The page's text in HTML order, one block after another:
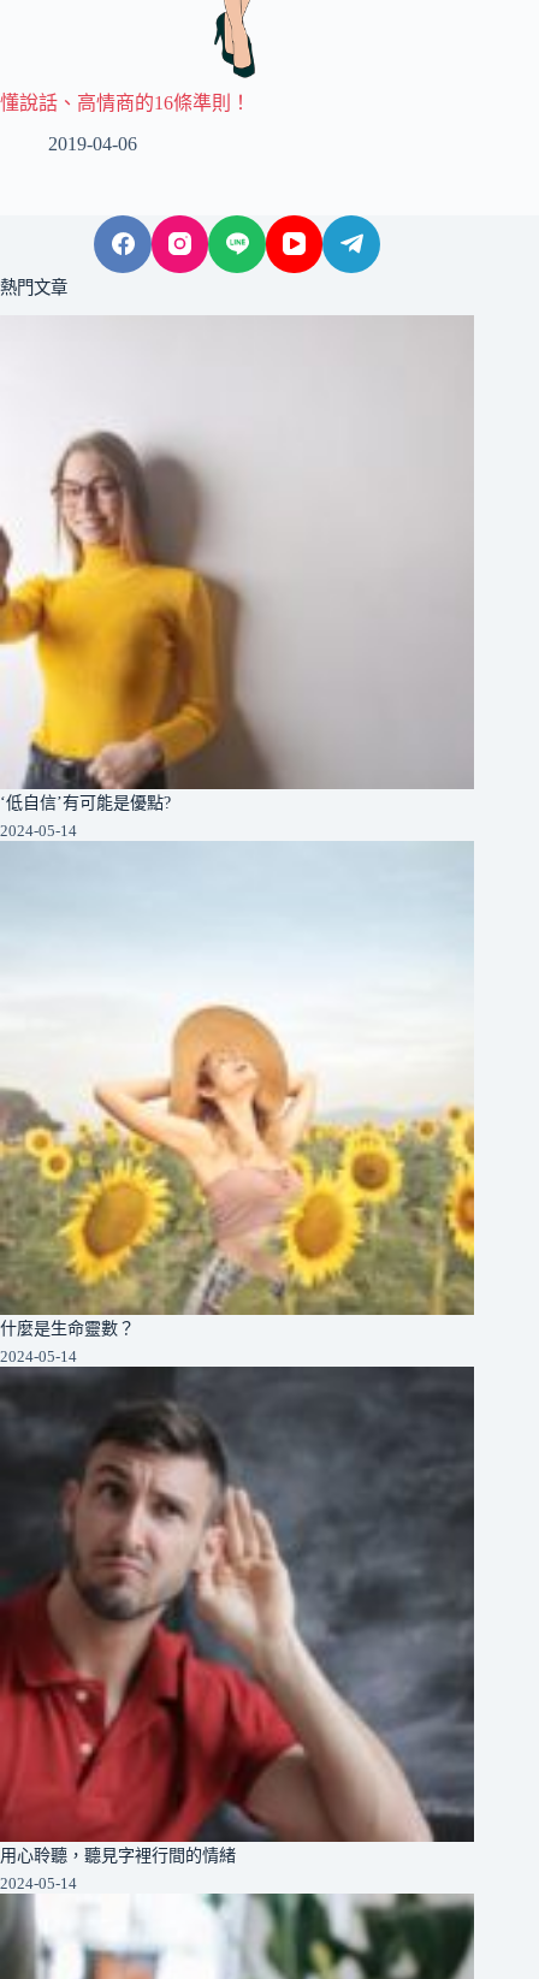
懂說話、高情商的16條準則！
2019-04-06
熱門文章
‘低自信’有可能是優點?
2024-05-14
什麼是生命靈數？
2024-05-14
用心聆聽，聽見字裡行間的情緒
2024-05-14